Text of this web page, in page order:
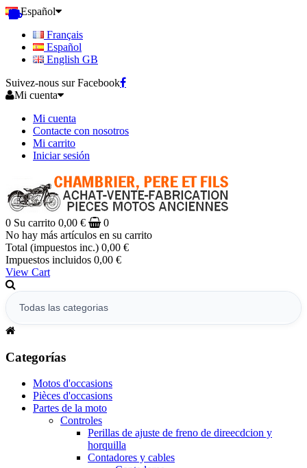
Español
Français
Español
English GB
Suivez-nous sur Facebook
Mi cuenta
Mi cuenta
Contacte con nosotros
Mi carrito
Iniciar sesión
0 Su carrito 0,00 €
0
No hay más artículos en su carrito
Total (impuestos inc.) 0,00 €
Impuestos incluidos 0,00 €
View Cart
Categorías
Motos d'occasions
Pièces d'occasions
Partes de la moto
Controles
Perillas de ajuste de freno de direecdcion y
horquilla
Contadores y cables